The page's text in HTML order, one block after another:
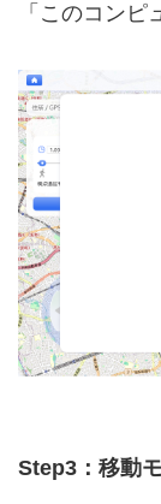
「このコンピ
Step3：移動